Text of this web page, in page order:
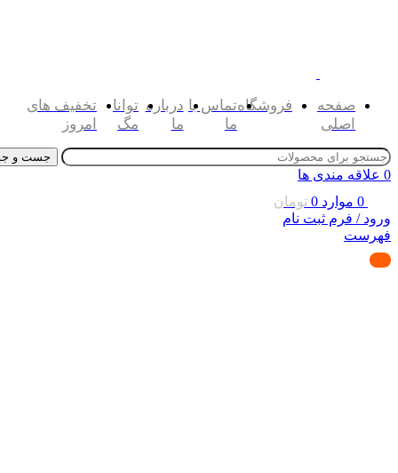
صفحه
اصلی
فروشگاهتماس با
ما
درباره
ما
توانا
مگ
تخفیف های
امروز
جست و
0 علاقه مندی ها
0 موارد 0 تومان
ورود / فرم ثبت نام
فهرست